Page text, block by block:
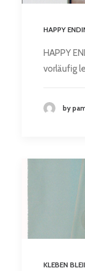
HAPPY
HAPPY
vorläufig
by
KLEBEN